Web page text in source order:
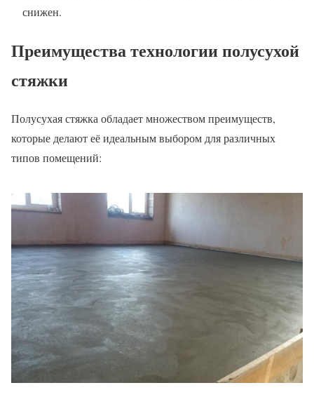
снижен.
Преимущества технологии полусухой
стяжки
Полусухая стяжка обладает множеством преимуществ,
которые делают её идеальным выбором для различных
типов помещений: